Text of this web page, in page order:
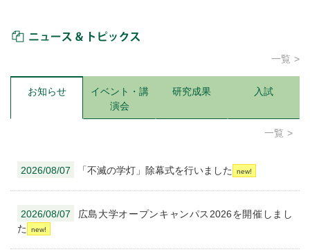
一覧
お知らせ
イベント・講
演会
研究成果 入試
一覧
2026/08/07 「不滅の学灯」除幕式を行いました
2026/08/07
広島大学オープンキャンパス2026を開催しまし
た